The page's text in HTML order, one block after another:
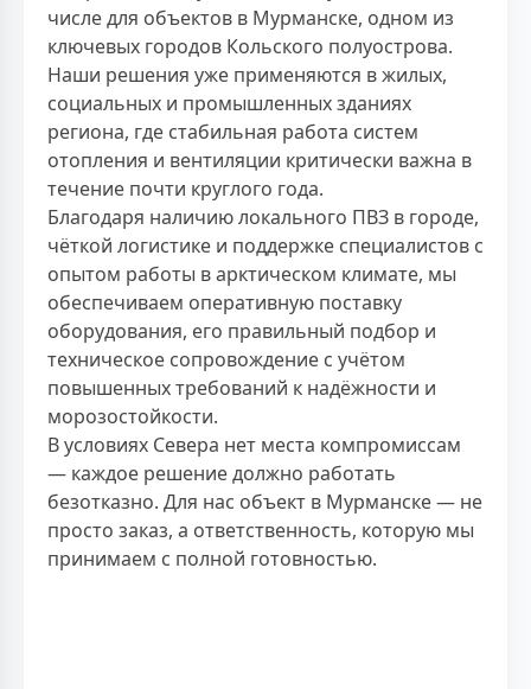
числе для объектов в Мурманске, одном из
ключевых городов Кольского полуострова.
Наши решения уже применяются в жилых,
социальных и промышленных зданиях
региона, где стабильная работа систем
отопления и вентиляции критически важна в
течение почти круглого года.
Благодаря наличию локального ПВЗ в городе,
чёткой логистике и поддержке специалистов с
опытом работы в арктическом климате, мы
обеспечиваем оперативную поставку
оборудования, его правильный подбор и
техническое сопровождение с учётом
повышенных требований к надёжности и
морозостойкости.
В условиях Севера нет места компромиссам
— каждое решение должно работать
безотказно. Для нас объект в Мурманске — не
просто заказ, а ответственность, которую мы
принимаем с полной готовностью.